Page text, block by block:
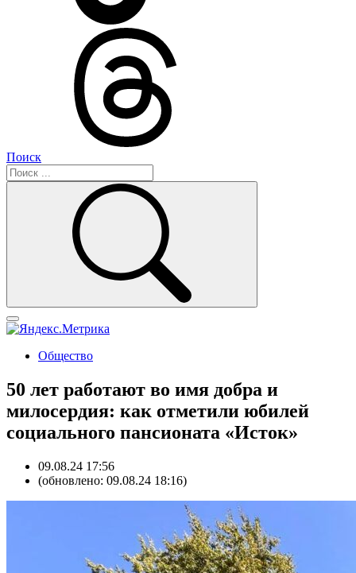
Поиск
Общество
50 лет работают во имя добра и
милосердия: как отметили юбилей
социального пансионата «Исток»
09.08.24 17:56
(обновлено: 09.08.24 18:16)